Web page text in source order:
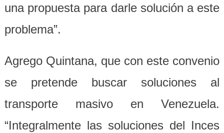
una propuesta para darle solución a este
problema”.
Agrego Quintana, que con este convenio
se pretende buscar soluciones al
transporte masivo en Venezuela.
“Integralmente las soluciones del Inces